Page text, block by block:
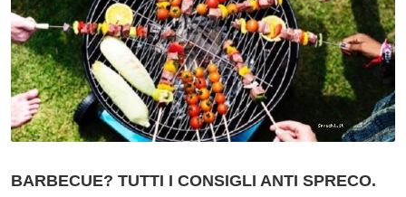
BARBECUE? TUTTI I CONSIGLI ANTI SPRECO.